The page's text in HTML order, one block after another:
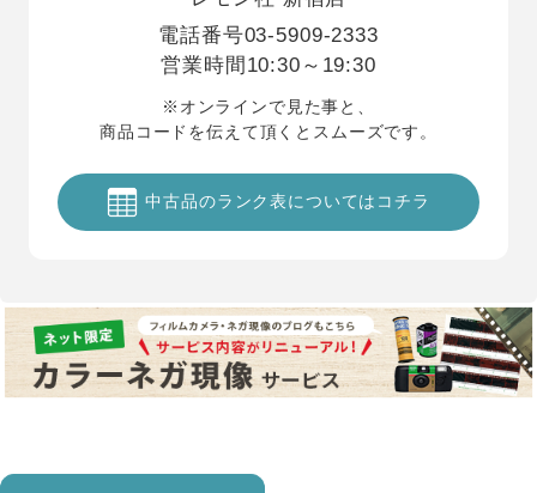
電話番号03-5909-2333
営業時間 10:30～19:30
※オンラインで見た事と、
商品コードを伝えて頂くとスムーズです。
中古品のランク表についてはコチラ